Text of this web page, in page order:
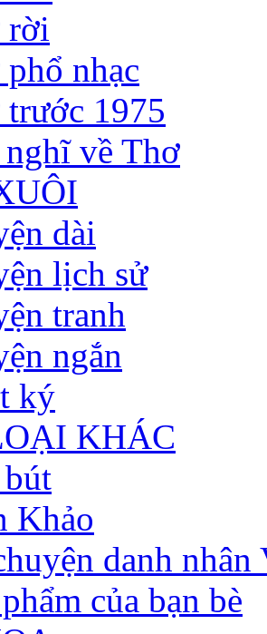
rời
nhạc
1975
nghĩ về Thơ
dài
lịch sử
tranh
ngắn
ký
KHÁC
Khảo
danh nhân
của bạn bè